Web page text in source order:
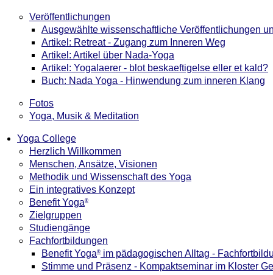
Veröffentlichungen
Ausgewählte wissenschaftliche Veröffentlichungen
Artikel: Retreat - Zugang zum Inneren Weg
Artikel: Artikel über Nada-Yoga
Artikel: Yogalaerer - blot beskaeftigelse eller et kald?
Buch: Nada Yoga - Hinwendung zum inneren Klang
Fotos
Yoga, Musik & Meditation
Yoga College
Herzlich Willkommen
Menschen, Ansätze, Visionen
Methodik und Wissenschaft des Yoga
Ein integratives Konzept
Benefit Yoga®
Zielgruppen
Studiengänge
Fachfortbildungen
Benefit Yoga® im pädagogischen Alltag -
Stimme und Präsenz - Kompaktseminar im Kloster